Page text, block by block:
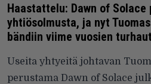
Haastattelu: Dawn of
yhtiösolmusta, ja nyt
bändiin viime vuosien
Useita yhtyeitä johtavan
perustama Dawn of Solace